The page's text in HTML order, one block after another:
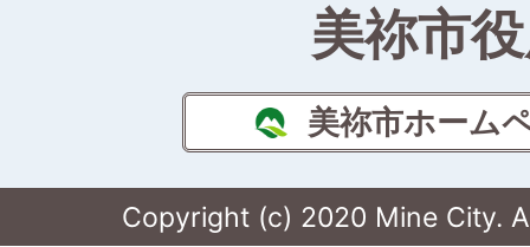
美祢市
美祢市ホーム
Copyright (c) 2020 Mine City.